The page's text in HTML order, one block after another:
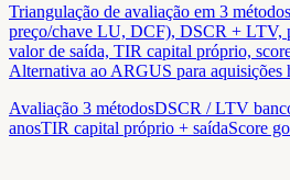
Triangulação de avaliação em 3
preço/chave LU, DCF), DSCR + LTV,
valor de saída, TIR capital próprio,
Alternativa ao ARGUS para aquisições
Avaliação 3 métodosDSCR / LTV
anosTIR capital próprio + saídaScore